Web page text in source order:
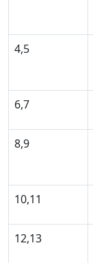
4,5
6,7
8,9
10,11
12,13